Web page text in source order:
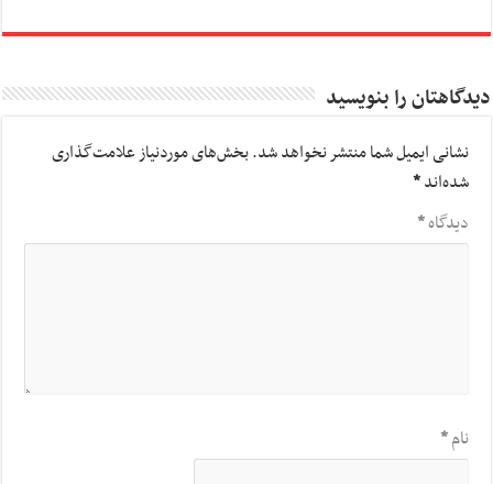
دیدگاهتان را بنویسید
نشانی ایمیل شما منتشر نخواهد شد.بخش‌های موردنیاز علامت‌گذاری
شده‌اند*
دیدگاه*
نام*